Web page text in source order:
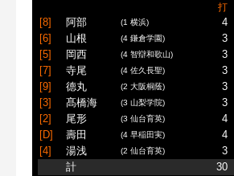
打
[8] 阿部 (1 横浜) 4
[6]
山根 (4 鎌倉学園) 3
[5]
岡西 (4 智辯和歌山) 3
[7]
寺尾 (4 佐久長聖) 3
[9]
德丸 (2 大阪桐蔭) 3
[3]
髙橋海 (3 山梨学院) 3
[2]
尾形 (3 仙台育英) 4
[D]
壽田 (4 早稲田実) 4
[4]
湯浅 (2 仙台育英) 3
計
30